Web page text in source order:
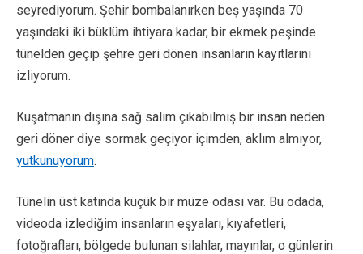
seyrediyorum. Şehir bombalanırken beş yaşında 70
yaşındaki iki büklüm ihtiyara kadar, bir ekmek peşinde
tünelden geçip şehre geri dönen insanların kayıtlarını
izliyorum.
Kuşatmanın dışına sağ salim çıkabilmiş bir insan neden
geri döner diye sormak geçiyor içimden, aklım almıyor,
yutkunuyorum.
Tünelin üst katında küçük bir müze odası var. Bu odada,
videoda izlediğim insanların eşyaları, kıyafetleri,
fotoğrafları, bölgede bulunan silahlar, mayınlar, o günlerin